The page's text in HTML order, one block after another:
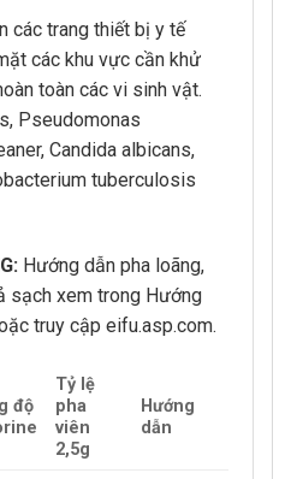
các trang thiết bị y tế
các khu vực cần khử
toàn các vi sinh vật.
Pseudomonas
Candida albicans,
tuberculosis
Hướng dẫn pha loãng,
sạch xem trong Hướng
truy cập eifu.asp.com.
độ
Tỷ lệ
pha
viên
2,5g
Hướng
dẫn